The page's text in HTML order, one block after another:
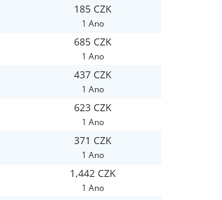
185 CZK
1 Ano
685 CZK
1 Ano
437 CZK
1 Ano
623 CZK
1 Ano
371 CZK
1 Ano
1,442 CZK
1 Ano